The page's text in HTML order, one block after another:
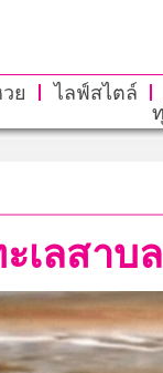
ย ไลฟ์สไตล์
เลสา